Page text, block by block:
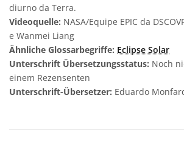
diurno da Terra.
Videoquelle: NASA/Equipe EPIC da
e Wanmei Liang
Ähnliche Glossarbegriffe: Eclipse Solar
Unterschrift Übersetzungsstatus: Noch
einem Rezensenten
Unterschrift-Übersetzer: Eduardo